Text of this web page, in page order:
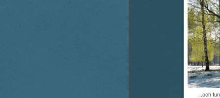
..och